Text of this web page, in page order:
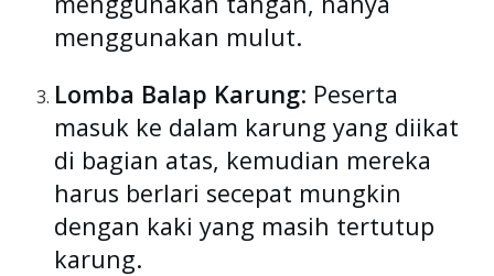
menggunakan mulut.
Lomba Balap Karung: Peserta
masuk ke dalam karung yang diikat
di bagian atas, kemudian mereka
harus berlari secepat mungkin
dengan kaki yang masih tertutup
karung.